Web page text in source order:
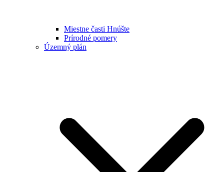
Miestne časti Hnúšte
Prírodné pomery
Územný plán